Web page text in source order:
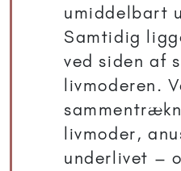
umiddelbart
Samtidig
ved siden af
livmoderen.
livmoder,
underlivet –